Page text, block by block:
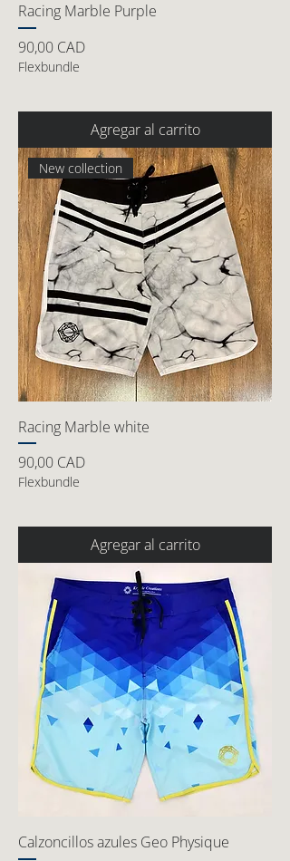
Racing Marble Purple
Precio
90,00 CAD
Flexbundle
Agregar al carrito
New collection
Racing Marble white
Precio
90,00 CAD
Flexbundle
Agregar al carrito
Calzoncillos azules Geo Physique